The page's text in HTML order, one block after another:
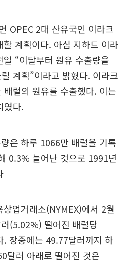
OPEC 2대 산유국인 이라크
계획이다. 아심 지하드 이라
“이달부터 원유 수출량을
계획”이라고 밝혔다. 이라크
럴의 원유를 수출했다. 이는
였다.
은 하루 1066만 배럴을 기록
0.3% 늘어난 것으로 1991년
업거래소(NYMEX)에서 2월
(5.02%) 떨어진 배럴당
. 장중에는 49.77달러까지 하
달러 아래로 떨어진 것은